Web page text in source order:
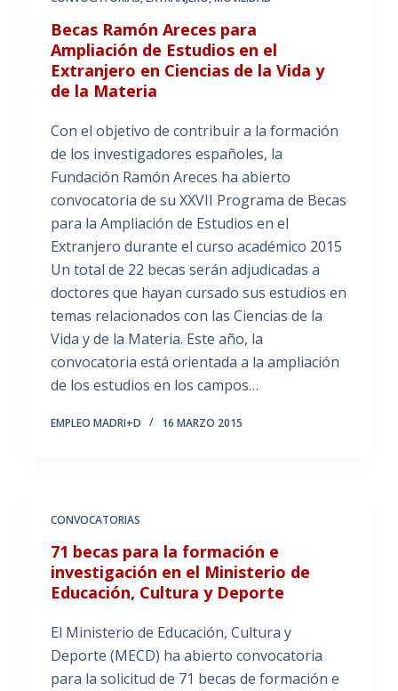
Becas Ramón Areces para
Ampliación de Estudios en el
Extranjero en Ciencias de la Vida y
de la Materia
Con el objetivo de contribuir a la formación
de los investigadores españoles, la
Fundación Ramón Areces ha abierto
convocatoria de su XXVII Programa de Becas
para la Ampliación de Estudios en el
Extranjero durante el curso académico 2015
Un total de 22 becas serán adjudicadas a
doctores que hayan cursado sus estudios en
temas relacionados con las Ciencias de la
Vida y de la Materia. Este año, la
convocatoria está orientada a la ampliación
de los estudios en los campos…
EMPLEO MADRI+D 16 MARZO 2015
CONVOCATORIAS
71 becas para la formación e
investigación en el Ministerio de
Educación, Cultura y Deporte
El Ministerio de Educación, Cultura y
Deporte (MECD) ha abierto convocatoria
para la solicitud de 71 becas de formación e